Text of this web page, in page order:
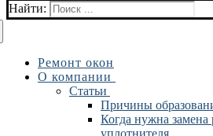
Найти:
Ремонт окон
О компании
Статьи
Причины
Когда нужна замена
уплотнителя